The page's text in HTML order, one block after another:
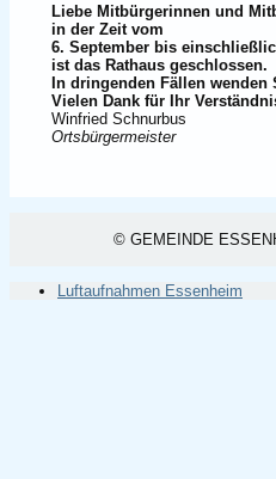
Liebe Mitbürgerinnen und
in der Zeit vom
6. September bis
ist das Rathaus geschlossen.
In dringenden Fällen
Vielen Dank für Ihr
Winfried Schnurbus
Ortsbürgermeister
© GEMEINDE
Luftaufnahmen Essenheim